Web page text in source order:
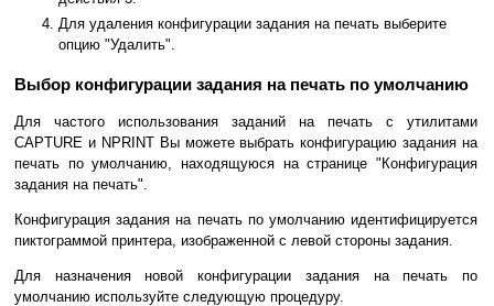
Для удаления конфигурации задания на печать выберите
опцию "Удалить".
Выбор конфигурации задания на печать по умолчанию
Для частого использования заданий на печать с утилитами
CAPTURE и NPRINT Вы можете выбрать конфигурацию задания на
печать по умолчанию, находящуюся на странице "Конфигурация
задания на печать".
Конфигурация задания на печать по умолчанию идентифицируется
пиктограммой принтера, изображенной с левой стороны задания.
Для назначения новой конфигурации задания на печать по
умолчанию используйте следующую процедуру.